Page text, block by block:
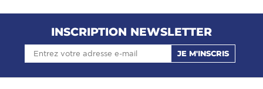
INSCRIPTION NEWSLETTER
JE M'INSCRIS